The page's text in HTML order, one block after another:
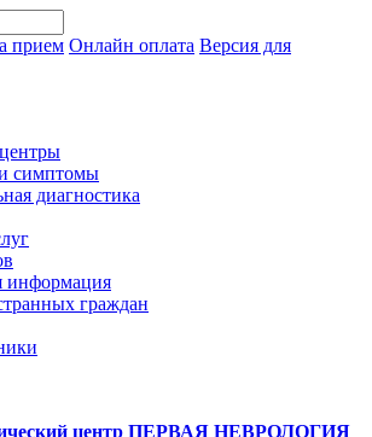
прием Онлайн оплата Версия для
симптомы
диагностика
информация
граждан
центр ПЕРВАЯ НЕВРОЛОГИЯ